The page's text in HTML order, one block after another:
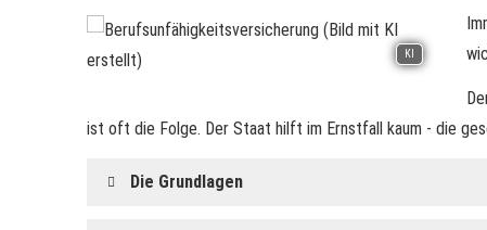
KI
ist oft die Folge. Der Staat hilft im Ernstfall kaum - die
Die Grundlagen